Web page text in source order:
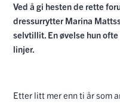
Ved å gi hesten de rette
dressurrytter Marina
selvtillit. En øvelse hun
linjer.
Etter litt mer enn ti år som